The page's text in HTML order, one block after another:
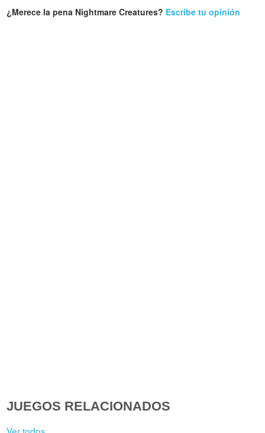
¿Merece la pena Nightmare Creatures? Escribe tu opinión
JUEGOS RELACIONADOS